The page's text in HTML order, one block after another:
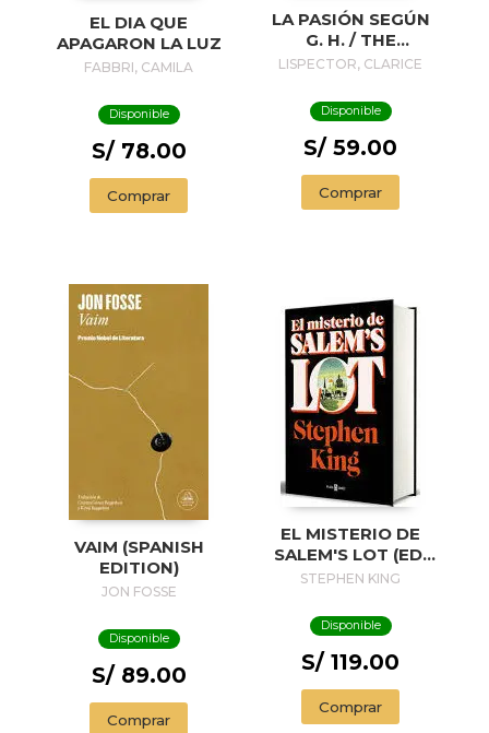
EL DIA QUE
APAGARON LA LUZ
FABBRI, CAMILA
Disponible
S/ 78.00
Comprar
LA PASIÓN SEGÚN
G. H. / THE
PASSION
H.
LISPECTOR, CLARICE
Disponible
S/ 59.00
Comprar
VAIM (SPANISH
EDITION)
JON FOSSE
Disponible
S/ 89.00
Comprar
EL MISTERIO DE
SALEM'S LOT (ED.
50 ANIVERSARIO) /
STEPHEN KING
Disponible
S/ 119.00
Comprar